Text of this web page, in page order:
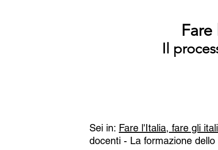
Il
Sei in: Fare l'Italia, fare gli
docenti - La formazione